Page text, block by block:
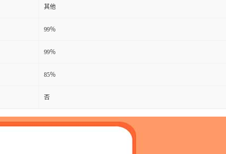
其他
99％
99％
85％
否